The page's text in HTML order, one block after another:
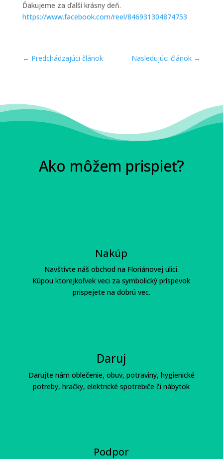
Ďakujeme za ďalší krásny deň.
https://www.facebook.com/reel/846931304874753
← Predchádzajúci článok Nasledujúci článok →
Ako môžem prispieť?
Nakúp
Navštívte náš obchod na Floriánovej ulici.
Kúpou ktorejkoľvek veci za symbolický príspevok
prispejete na dobrú vec.
Daruj
Darujte nám oblečenie, obuv, potraviny, hygienické
potreby, hračky, elektrické spotrebiče či nábytok
Podpor